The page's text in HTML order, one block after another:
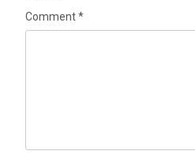
Comment*